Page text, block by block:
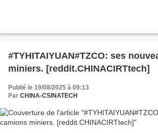
#TYHITAIYUAN#TZCO: ses
miniers. [reddit.CHINACIRTtech]
Publié le 19/08/2025 à 09:13
Par CHINA-CSINATECH